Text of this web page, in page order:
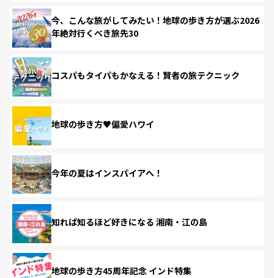
今、こんな旅がしてみたい！地球の歩き方が選ぶ2026
年絶対行くべき旅先30
コスパもタイパもかなえる！賢者の旅テクニック
地球の歩き方♥偏愛ハワイ
今年の夏はインスパイアへ！
知れば知るほど好きになる 湘南・江の島
地球の歩き方45周年記念 インド特集